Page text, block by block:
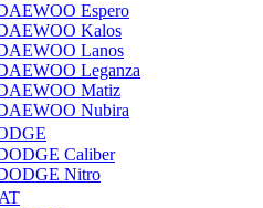
Espero
Kalos
Lanos
Leganza
Matiz
Nubira
Caliber
Nitro